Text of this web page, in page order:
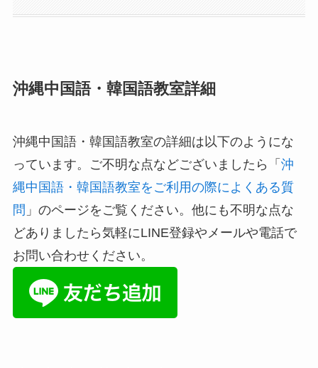
沖縄中国語・韓国語教室詳細
沖縄中国語・韓国語教室の詳細は以下のようにな
っています。ご不明な点などございましたら「 沖
縄中国語・韓国語教室をご利用の際によくある質
問 」のページをご覧ください。他にも不明な点な
どありましたら気軽にLINE登録やメールや電話で
お問い合わせください。